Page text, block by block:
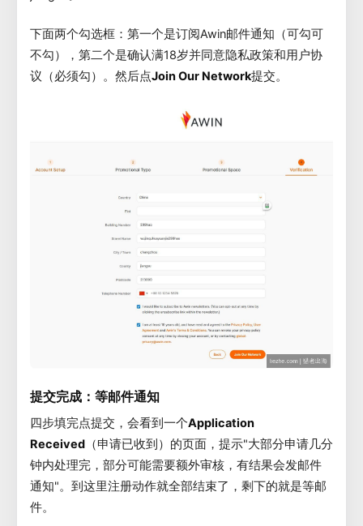
下面两个勾选框：第一个是订阅Awin邮件通知（可勾可
不勾），第二个是确认满18岁并同意隐私政策和用户协
议（必须勾）。然后点Join Our Network提交。
提交完成：等邮件通知
四步填完点提交，会看到一个Application
Received（申请已收到）的页面，提示"大部分申请几分
钟内处理完，部分可能需要额外审核，有结果会发邮件
通知"。到这里注册动作就全部结束了，剩下的就是等邮
件。